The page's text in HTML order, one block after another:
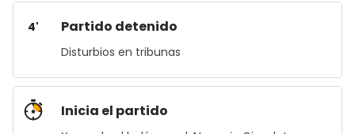
4' Partido detenido
Disturbios en tribunas
Inicia el partido